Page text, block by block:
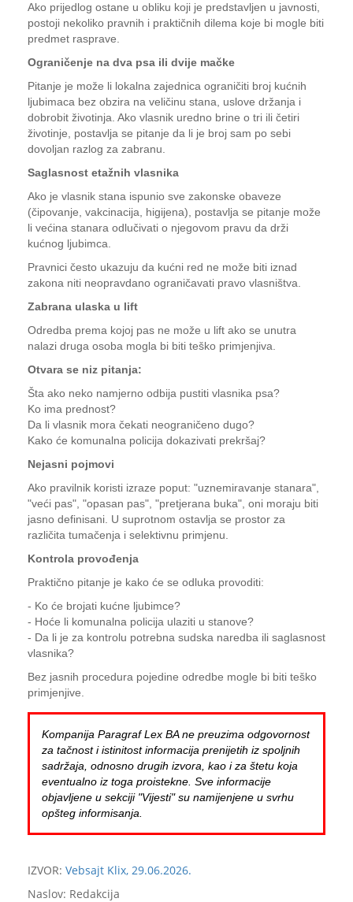
Ako prijedlog ostane u obliku koji je predstavljen u javnosti,
postoji nekoliko pravnih i praktičnih dilema koje bi mogle biti
predmet rasprave.
Ograničenje na dva psa ili dvije mačke
Pitanje je može li lokalna zajednica ograničiti broj kućnih
ljubimaca bez obzira na veličinu stana, uslove držanja i
dobrobit životinja. Ako vlasnik uredno brine o tri ili četiri
životinje, postavlja se pitanje da li je broj sam po sebi
dovoljan razlog za zabranu.
Saglasnost etažnih vlasnika
Ako je vlasnik stana ispunio sve zakonske obaveze
(čipovanje, vakcinacija, higijena), postavlja se pitanje može
li većina stanara odlučivati o njegovom pravu da drži
kućnog ljubimca.
Pravnici često ukazuju da kućni red ne može biti iznad
zakona niti neopravdano ograničavati pravo vlasništva.
Zabrana ulaska u lift
Odredba prema kojoj pas ne može u lift ako se unutra
nalazi druga osoba mogla bi biti teško primjenjiva.
Otvara se niz pitanja:
Šta ako neko namjerno odbija pustiti vlasnika psa?
Ko ima prednost?
Da li vlasnik mora čekati neograničeno dugo?
Kako će komunalna policija dokazivati prekršaj?
Nejasni pojmovi
Ako pravilnik koristi izraze poput: "uznemiravanje stanara",
"veći pas", "opasan pas", "pretjerana buka", oni moraju biti
jasno definisani. U suprotnom ostavlja se prostor za
različita tumačenja i selektivnu primjenu.
Kontrola provođenja
Praktično pitanje je kako će se odluka provoditi:
- Ko će brojati kućne ljubimce?
- Hoće li komunalna policija ulaziti u stanove?
- Da li je za kontrolu potrebna sudska naredba ili saglasnost
vlasnika?
Bez jasnih procedura pojedine odredbe mogle bi biti teško
primjenjive.
Kompanija Paragraf Lex BA ne preuzima odgovornost
za tačnost i istinitost informacija prenijetih iz spoljnih
sadržaja, odnosno drugih izvora, kao i za štetu koja
eventualno iz toga proistekne. Sve informacije
objavljene u sekciji "Vijesti" su namijenjene u svrhu
opšteg informisanja.
IZVOR: Vebsajt Klix, 29.06.2026.
Naslov: Redakcija